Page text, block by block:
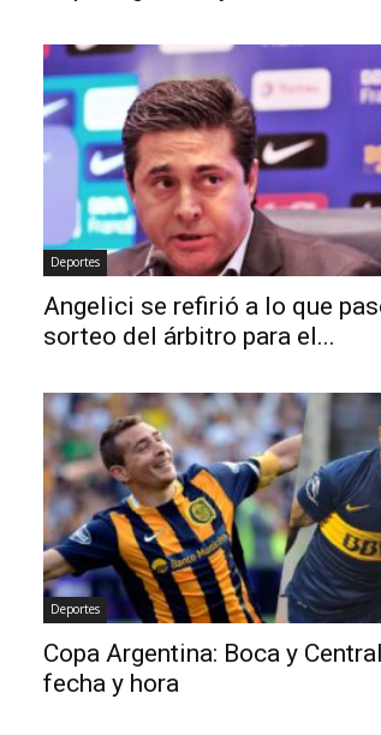
Deportes
Angelici se refirió a lo que
sorteo del árbitro para el...
Deportes
Copa Argentina: Boca y
fecha y hora